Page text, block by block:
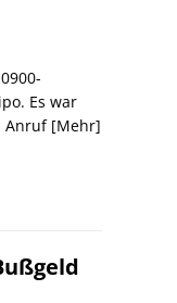
Es war
Anruf [Mehr]